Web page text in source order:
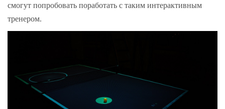
смогут попробовать поработать с таким интерактивным
тренером.